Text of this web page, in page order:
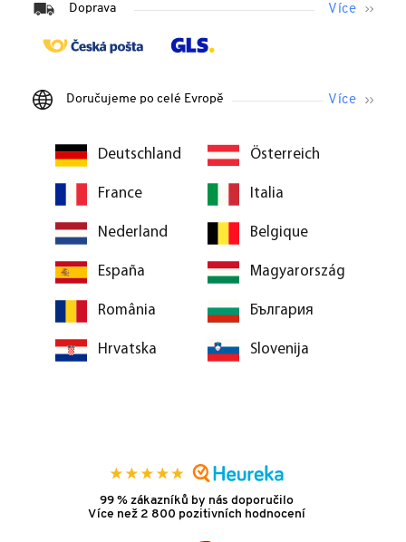
Doprava
Doručujeme po celé Evropě
Deutschland Österreich
France Italia
Nederland Belgique
España Magyarország
România България
Hrvatska Slovenija
99 % zákazníků by nás doporučilo
Více než 2 800 pozitivních hodnocení